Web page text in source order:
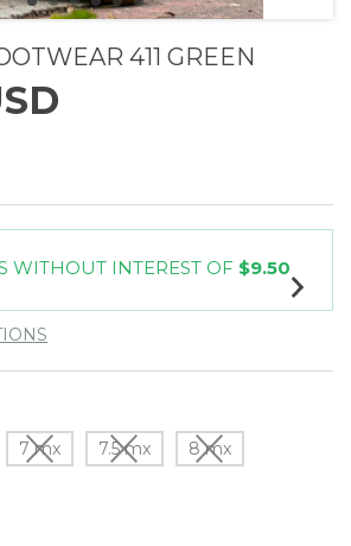
411 GREEN
WITHOUT INTEREST OF $9.50
7 mx 7.5 mx 8 mx